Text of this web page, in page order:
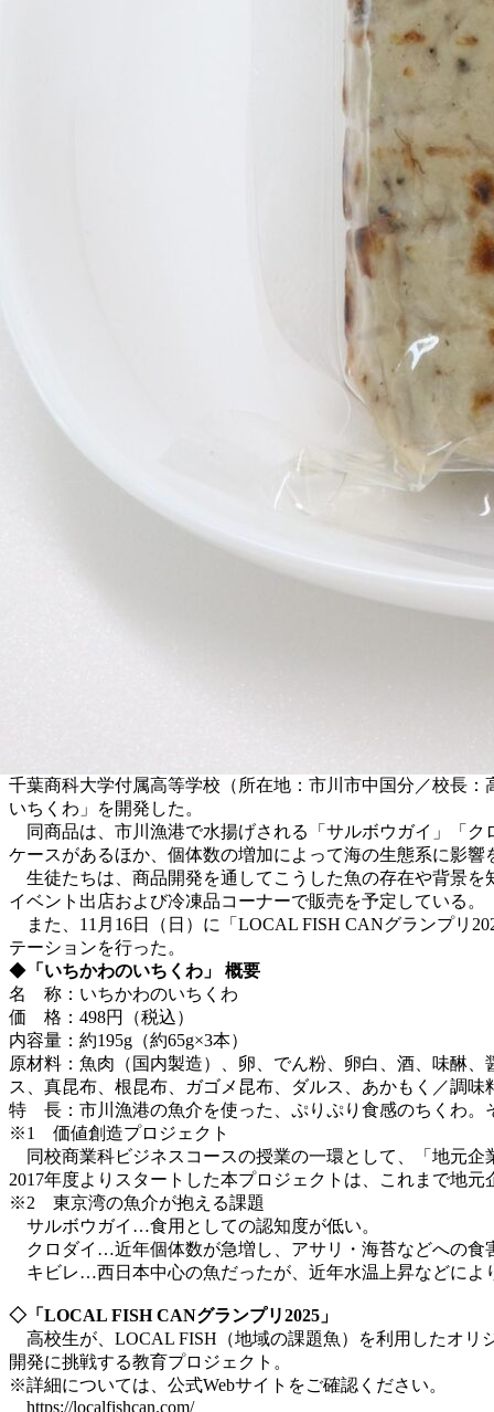
千葉商科大学付属高等学校（所在地：市川市中国分／校長
いちくわ」を開発した。
同商品は、市川漁港で水揚げされる「サルボウガイ」「ク
ケースがあるほか、個体数の増加によって海の生態系に影
生徒たちは、商品開発を通してこうした魚の存在や背景を
イベント出店および冷凍品コーナーで販売を予定している。
また、11月16日（日）に「LOCAL FISH CANグランプリ
テーションを行った。
◆ 「いちかわのいちくわ」 概要
名 称：いちかわのいちくわ
価 格：498円（税込）
内容量：約195g（約65g×3本）
原材料：魚肉（国内製造）、卵、でん粉、卵白、酒、味醂
ス、真昆布、根昆布、ガゴメ昆布、ダルス、あかもく／調
特 長：市川漁港の魚介を使った、ぷりぷり食感のちくわ。
※1 価値創造プロジェクト
同校商業科ビジネスコースの授業の一環として、「地元企
2017年度よりスタートした本プロジェクトは、これまで地
※2 東京湾の魚介が抱える課題
サルボウガイ…食用としての認知度が低い。
クロダイ…近年個体数が急増し、アサリ・海苔などへの食
キビレ…西日本中心の魚だったが、近年水温上昇などによ
◇「LOCAL FISH CANグランプリ2025」
高校生が、LOCAL FISH（地域の課題魚）を利用したオリ
開発に挑戦する教育プロジェクト。
※詳細については、公式Webサイトをご確認ください。
https://localfishcan.com/